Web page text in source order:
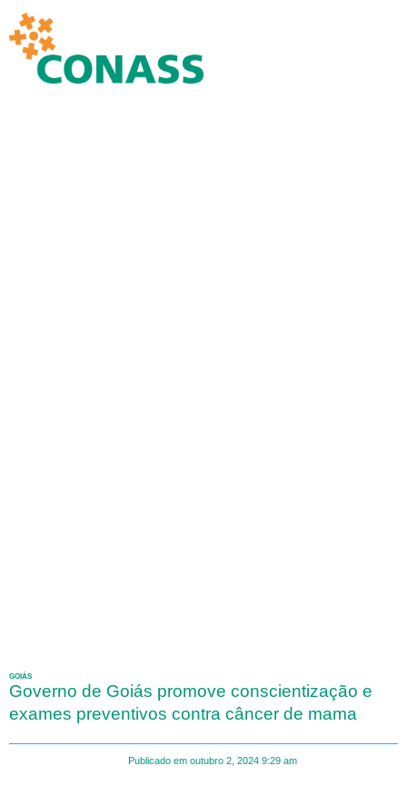
GOIÁS
Governo de Goiás promove conscientização e
exames preventivos contra câncer de mama
Publicado em outubro 2, 2024 9:29 am